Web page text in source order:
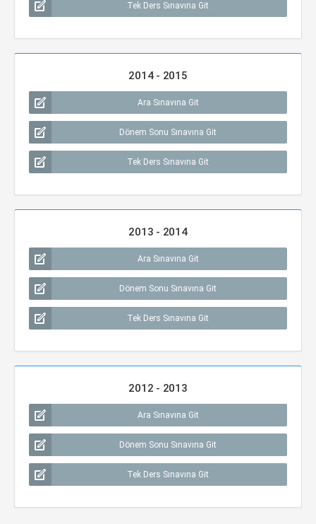
Tek Ders Sınavına Git
2014 - 2015
Ara Sınavına Git
Dönem Sonu Sınavına Git
Tek Ders Sınavına Git
2013 - 2014
Ara Sınavına Git
Dönem Sonu Sınavına Git
Tek Ders Sınavına Git
2012 - 2013
Ara Sınavına Git
Dönem Sonu Sınavına Git
Tek Ders Sınavına Git